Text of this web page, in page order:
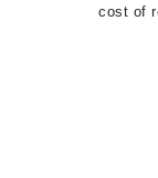
cost of